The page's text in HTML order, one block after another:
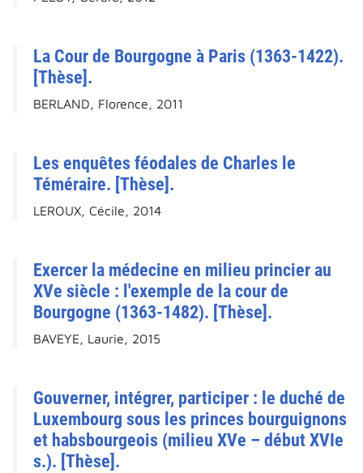
La Cour de Bourgogne à Paris (1363-1422).
[Thèse].
BERLAND, Florence, 2011
Les enquêtes féodales de Charles le
Téméraire. [Thèse].
LEROUX, Cécile, 2014
Exercer la médecine en milieu princier au
XVe siècle : l'exemple de la cour de
Bourgogne (1363-1482). [Thèse].
BAVEYE, Laurie, 2015
Gouverner, intégrer, participer : le duché de
Luxembourg sous les princes bourguignons
et habsbourgeois (milieu XVe – début XVIe
s.). [Thèse].